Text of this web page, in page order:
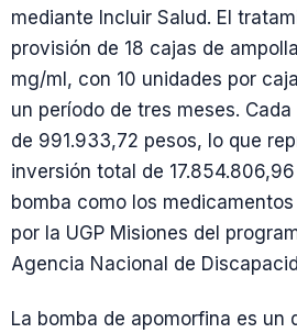
mediante Incluir Salud. El
provisión de 18 cajas de
mg/ml, con 10 unidades por
un período de tres meses.
de 991.933,72 pesos, lo que
inversión total de
bomba como los
por la UGP Misiones del
Agencia Nacional de
La bomba de apomorfina es un